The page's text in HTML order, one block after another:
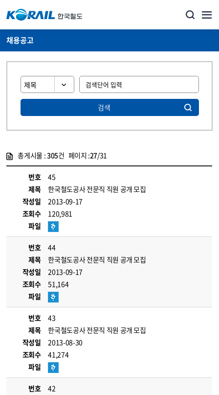
채용공고
검색
총게시물 :305건 페이지 :27/31
번호
45
제목
한국철도공사 전문직 직원 공개 모집
작성일
2013-09-17
조회수
120,981
파일
번호
44
제목
한국철도공사 전문직 직원 공개 모집
작성일
2013-09-17
조회수
51,164
파일
번호
43
제목
한국철도공사 전문직 직원 공개 모집
작성일
2013-08-30
조회수
41,274
파일
번호
42